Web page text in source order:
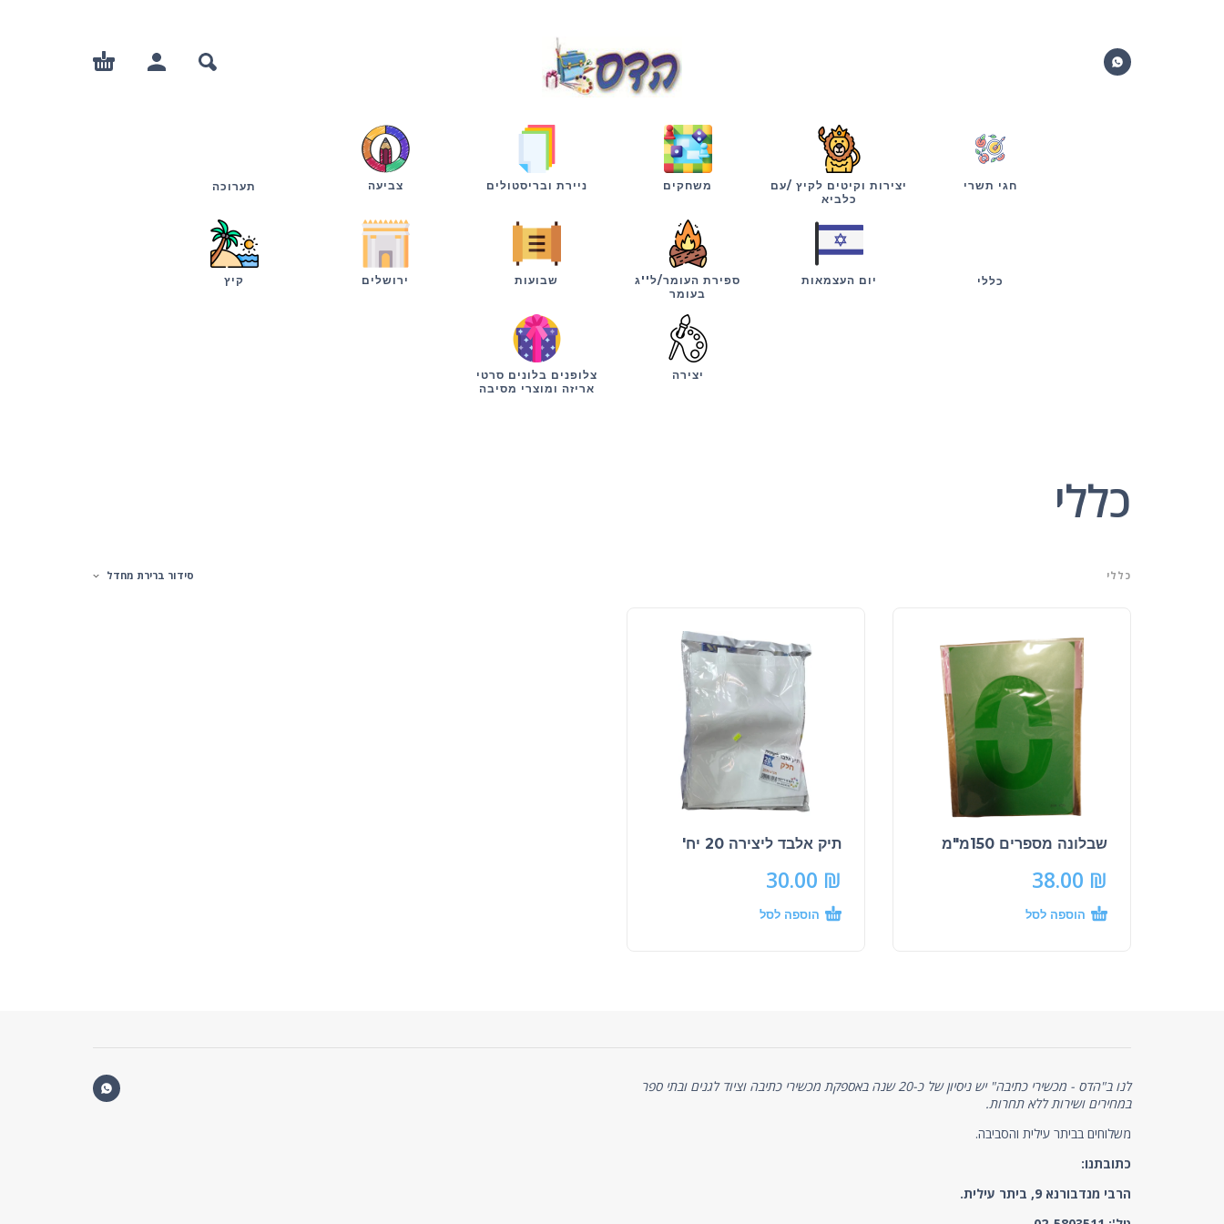
חגי תשרי
יצירות וקיטים לקיץ /עם
כלביא
משחקים ניירת ובריסטולים צביעה תערוכה
כללי יום העצמאות
ספירת העומר/ל''ג
בעומר
שבועות ירושלים קיץ
יצירה
צלופנים בלונים סרטי
אריזה ומוצרי מסיבה
כללי
כללי סידור ברירת מחדל
שבלונה מספרים 150מ"מ
38.00 ₪
הוספה לסל
תיק אלבד ליצירה 20 יח'
30.00 ₪
הוספה לסל
לנו ב"הדס - מכשירי כתיבה" יש ניסיון של כ-20 שנה באספקת מכשירי כתיבה וציוד לגנים ובתי ספר
במחירים ושירות ללא תחרות.
משלוחים בביתר עילית והסביבה.
כתובתנו:
הרבי מנדבורנא 9, ביתר עילית.